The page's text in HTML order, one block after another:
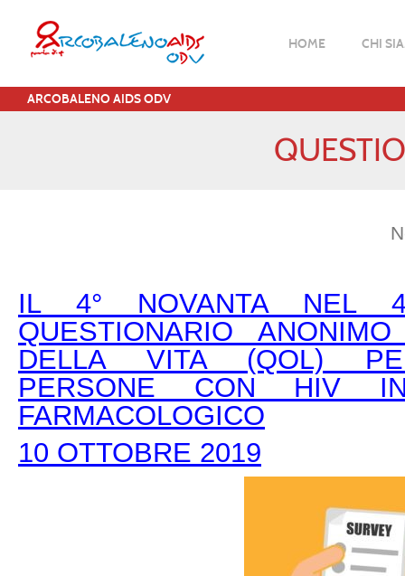
HOME CHI
ARCOBALENO AIDS ODV
IL 4° NOVANTA NEL
QUESTIONARIO
DELLA VITA (QOL)
PERSONE CON HIV IN
FARMACOLOGICO
10 OTTOBRE 2019